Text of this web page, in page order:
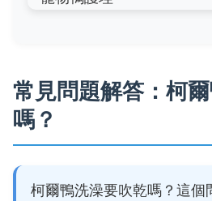
常見問題解答：柯
嗎？
柯爾鴨洗澡要吹乾嗎？這個